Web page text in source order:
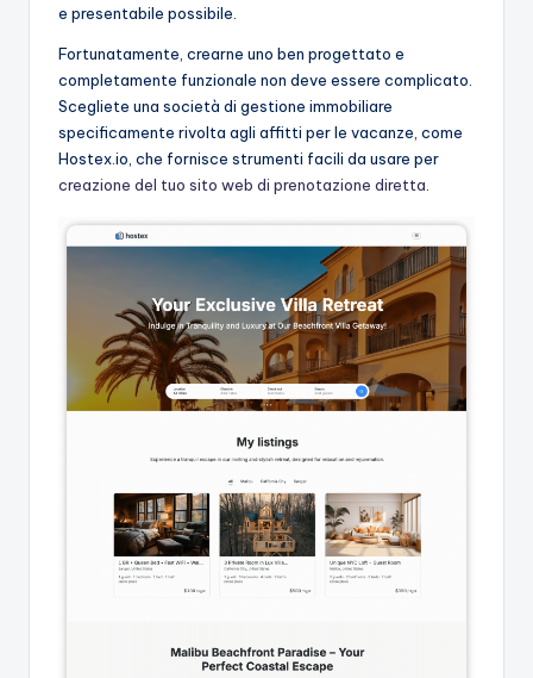
e presentabile possibile.
Fortunatamente, crearne uno ben progettato e
completamente funzionale non deve essere complicato.
Scegliete una società di gestione immobiliare
specificamente rivolta agli affitti per le vacanze, come
Hostex.io, che fornisce strumenti facili da usare per
creazione del tuo sito web di prenotazione diretta